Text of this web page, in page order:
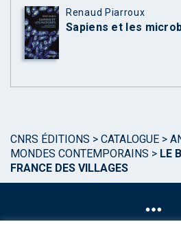
Renaud Piarroux
Sapiens et les
CNRS ÉDITIONS > CATALOGUE >
MONDES CONTEMPORAINS > LE
FRANCE DES VILLAGES